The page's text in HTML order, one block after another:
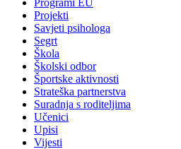
Projekti
Savjeti psihologa
Segrt
Škola
Školski odbor
Športske aktivnosti
Strateška partnerstva
Suradnja s roditeljima
Učenici
Upisi
Vijesti